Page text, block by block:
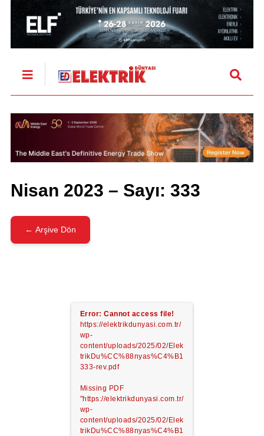
Nisan 2023 – Sayı: 333
← Arşive Dön
Error: Cannot access file!
https://elektrikdunyasi.com.tr/
wp-
content/uploads/2025/02/Elek
trikDu%CC%88nyas%C4%B1
333-rev.pdf
Missing PDF
"https://elektrikdunyasi.com.tr/
wp-
content/uploads/2025/02/Elek
trikDu%CC%88nyas%C4%B1